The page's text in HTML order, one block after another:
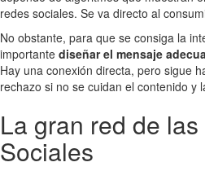
redes sociales. Se va directo al
No obstante, para que se consiga la
importante diseñar el mensaje
Hay una conexión directa, pero sigue
rechazo si no se cuidan el contenido y
La gran red de
Sociales